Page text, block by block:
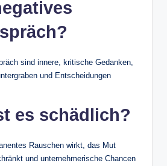
sind innere, kritische Gedanken,
und Entscheidungen
es schädlich?
Rauschen wirkt, das Mut
und unternehmerische Chancen